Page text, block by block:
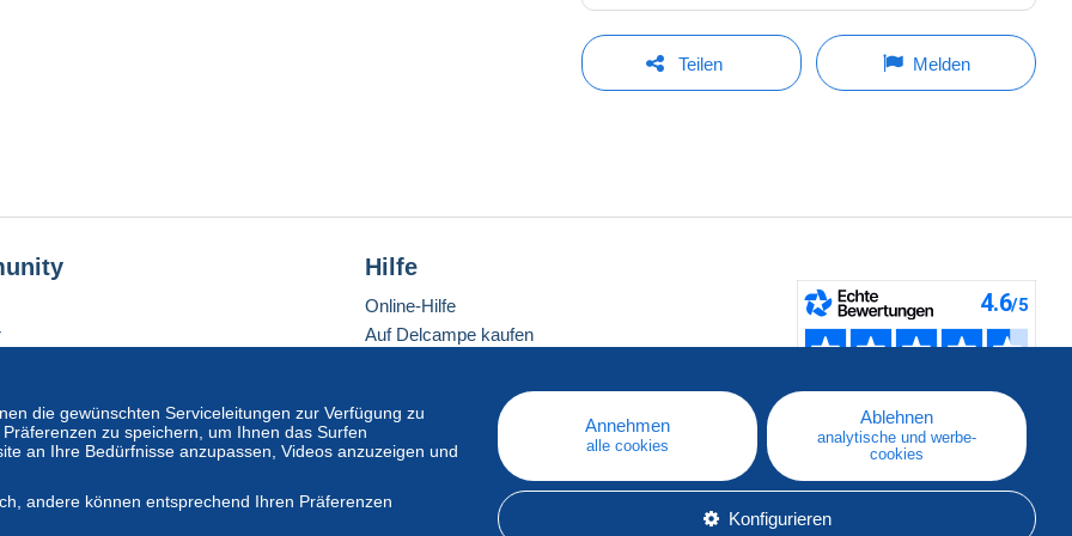
Teilen Melden
die gewünschten Serviceleitungen zur Verfügung zu
zu speichern, um Ihnen das Surfen
an Ihre Bedürfnisse anzupassen, Videos anzuzeigen und
andere können entsprechend Ihren Präferenzen
Annehmen
alle cookies
Ablehnen
analytische und werbe-
cookies
Konfigurieren
Hilfe
Online-Hilfe
Auf Delcampe kaufen
Eine sichere Website